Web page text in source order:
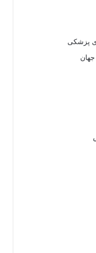
پزشکی